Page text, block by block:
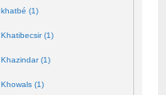
khatbé (1)
Khatibecsir (1)
Khazindar (1)
Khowals (1)